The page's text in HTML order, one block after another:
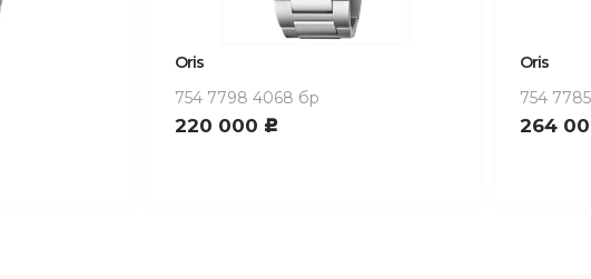
Oris
754 7798 4068 бр
220 000 c
Oris
754
264